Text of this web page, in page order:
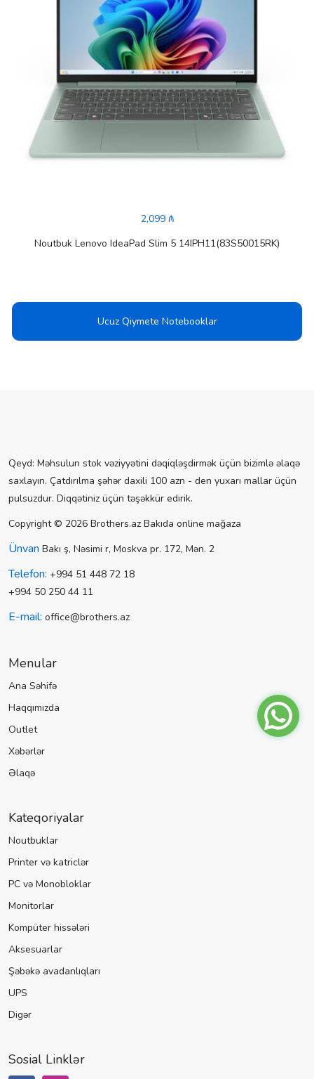
2,099 ₼
Noutbuk Lenovo IdeaPad Slim 5 14IPH11(83S50015RK)
Ucuz Qiymete Notebooklar
Qeyd: Məhsulun stok vəziyyətini dəqiqləşdirmək üçün bizimlə əlaqə
saxlayın. Çatdırılma şəhər daxili 100 azn - den yuxarı mallar üçün
pulsuzdur. Diqqətiniz üçün təşəkkür edirik.
Copyright © 2026 Brothers.az Bakıda online mağaza
Ünvan Bakı ş, Nəsimi r, Moskva pr. 172, Mən. 2
Telefon: +994 51 448 72 18
+994 50 250 44 11
E-mail: office@brothers.az
Menular
Ana Səhifə
Haqqımızda
Outlet
Xəbərlər
Əlaqə
Kateqoriyalar
Noutbuklar
Printer və katriclər
PC və Monobloklar
Monitorlar
Kompüter hissələri
Aksesuarlar
Şəbəkə avadanlıqları
UPS
Digər
Sosial Linklər